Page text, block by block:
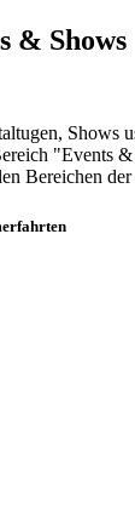
& Shows
Shows
"Events
Bereichen